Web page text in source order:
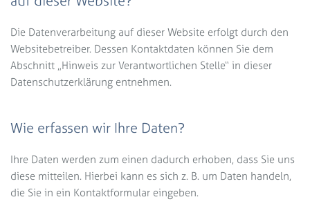
Die Datenverarbeitung auf dieser Website erfolgt durch den
Websitebetreiber. Dessen Kontaktdaten können Sie dem
Abschnitt „Hinweis zur Verantwortlichen Stelle“ in dieser
Datenschutzerklärung entnehmen.
Wie erfassen wir Ihre Daten?
Ihre Daten werden zum einen dadurch erhoben, dass Sie uns
diese mitteilen. Hierbei kann es sich z. B. um Daten handeln,
die Sie in ein Kontaktformular eingeben.